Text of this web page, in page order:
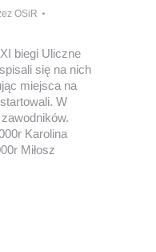
OSiR
biegi Uliczne
się na nich
miejsca na
W
Karolina
Miłosz